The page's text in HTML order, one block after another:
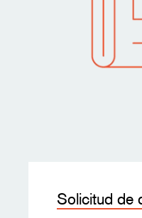
Solicitud de